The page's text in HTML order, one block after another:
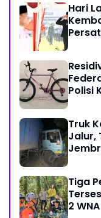
Hari
Polisi
Truk
Jalur,
Tiga
2